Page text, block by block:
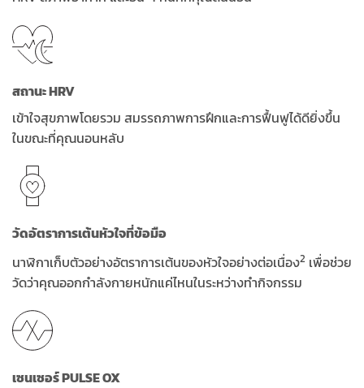
สถานะ HRV
เข้าใจสุขภาพโดยรวม สมรรถภาพการฝึกและการฟื้นฟูได้ดียิ่งขึ้น
ในขณะที่คุณนอนหลับ
วัดอัตราการเต้นหัวใจที่ข้อมือ
นาฬิกาเก็บตัวอย่างอัตราการเต้นของหัวใจอย่างต่อเนื่อง2 เพื่อช่วย
วัดว่าคุณออกกำลังกายหนักแค่ไหนในระหว่างทำกิจกรรม
เซนเซอร์ PULSE OX